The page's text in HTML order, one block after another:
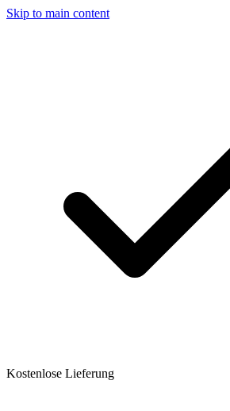
Skip to main content
Kostenlose Lieferung